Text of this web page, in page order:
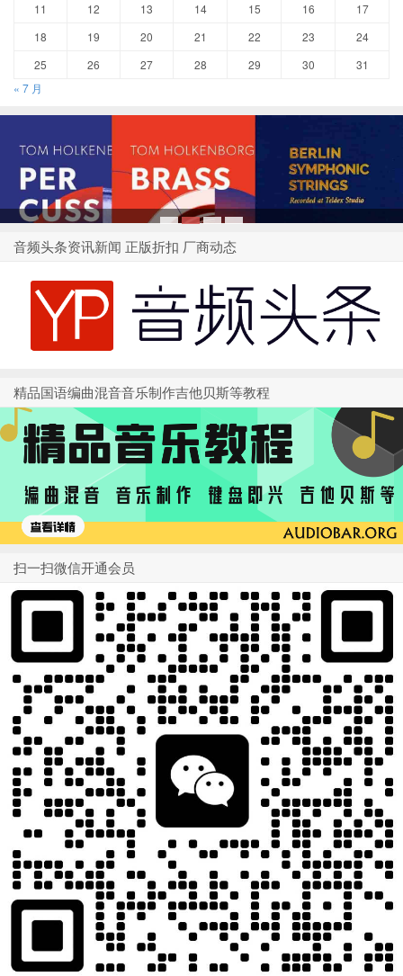
11
12 13 14 15 16
17
18
19 20 21 22 23
24
25
26 27 28 29 30
31
« 7 月
1 2 3 4
音频头条资讯新闻 正版折扣 厂商动态
精品国语编曲混音音乐制作吉他贝斯等教程
扫一扫微信开通会员